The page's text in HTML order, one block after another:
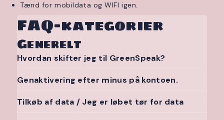
Tænd for mobildata og WIFI igen.
FAQ-kategorier
Generelt
Hvordan skifter jeg til GreenSpeak?
Genaktivering efter minus på kontoen.
Tilkøb af data / Jeg er løbet tør for data